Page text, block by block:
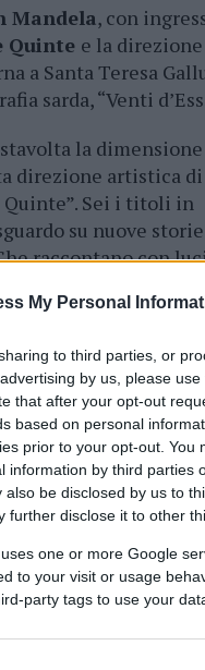
My Personal
to third parties, or
by us, please
that after your opt-out
based on personal
prior to your opt-out. You
by third parties
be disclosed by us to
further disclose it to other
one or more Google
to your visit or usage
party tags to use your
Mandela, con
Quinte e la direzione
a Santa Teresa
sarda, “Venti
la dimensione
direzione artistica di
Quinte”. Sei i titoli in
su nuove
raccontano con
tra percorsi
fino al 14 dicembre
delle
dei registi e delle
in via Pertini,
nella cinematografia
le strade
Alberto Rodrìguez
dell’esistenza
villaggio